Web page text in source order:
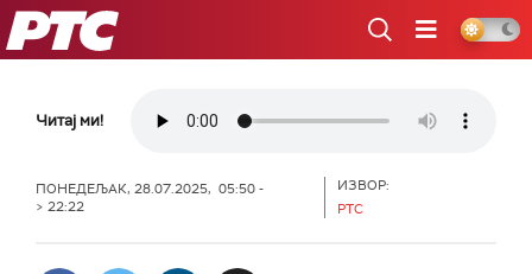
РТС
Читај ми!
ПОНЕДЕЉАК, 28.07.2025, 05:50 -
> 22:22
ИЗВОР:
РТС